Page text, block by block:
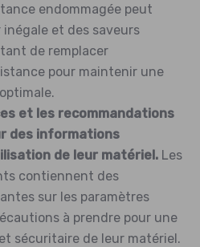
endommagée peut
et des saveurs
de remplacer
pour maintenir une
et les recommandations
des informations
de leur matériel. Les
contiennent des
sur les paramètres
à prendre pour une
sécuritaire de leur matériel.